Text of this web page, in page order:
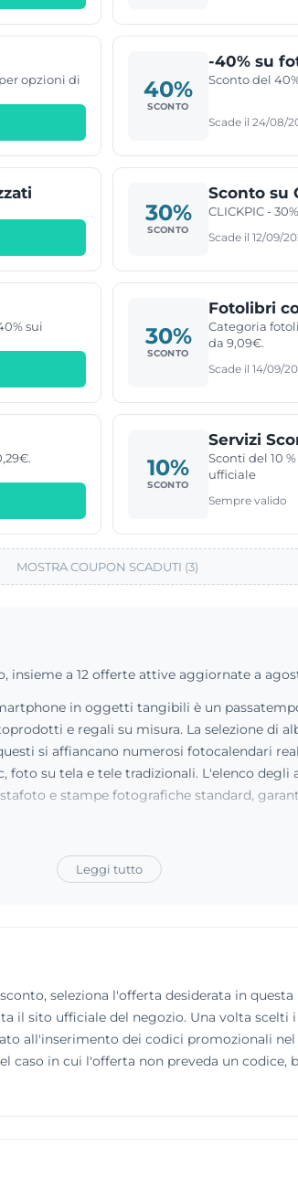
opzioni di
40%
SCONTO
-40% su
Sconto del
Scade il 24/08/
30%
SCONTO
Sconto su
CLICKPIC - 30%
Scade il 12/09/
sui
30%
SCONTO
Fotolibri
Categoria
da 9,09€.
Scade il 14/09/
10%
SCONTO
Servizi
Sconti del 10
ufficiale
Sempre valido
MOSTRA COUPON SCADUTI (3)
a 12 offerte attive aggiornate a
in oggetti tangibili è un
e regali su misura. La selezione di
si affiancano numerosi fotocalendari
su tela e tele tradizionali. L'elenco
e stampe fotografiche standard,
Leggi tutto
seleziona l'offerta desiderata in
il sito ufficiale del negozio. Una volta
all'inserimento dei codici promozionali
in cui l'offerta non preveda un codice,